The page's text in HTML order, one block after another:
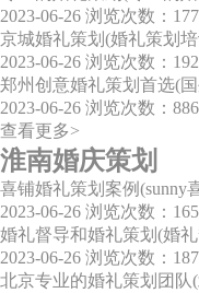
2023-06-26 浏览次数：
京城婚礼策划(婚礼策划
2023-06-26 浏览次数：
郑州创意婚礼策划首选(
2023-06-26 浏览次数：886
查看更多>
淮南婚庆策划
喜铺婚礼策划案例(sunny
2023-06-26 浏览次数：
婚礼督导和婚礼策划(婚
2023-06-26 浏览次数：
北京专业的婚礼策划团